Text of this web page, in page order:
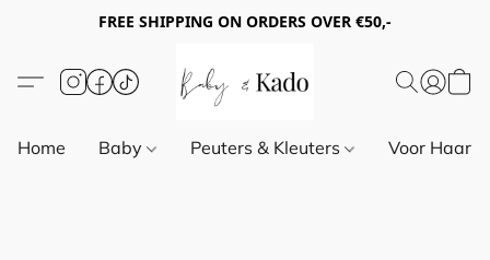
FREE SHIPPING ON ORDERS OVER €50,-
Home Baby Peuters & Kleuters Voor Haar